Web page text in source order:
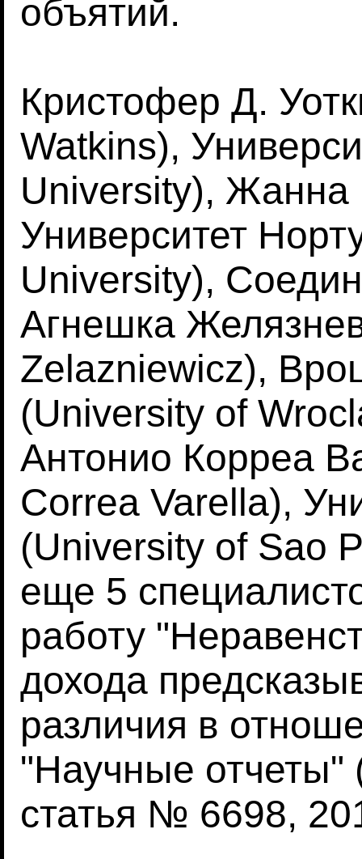
объятий.
Кристофер Д.
Watkins),
University), Жанна
Университет
University),
Агнешка
Zelazniewicz),
(University of
Антонио Корреа
Correa Varella),
(University of Sao
еще 5
работу
дохода
различия в
"Научные отчеты"
статья № 6698,